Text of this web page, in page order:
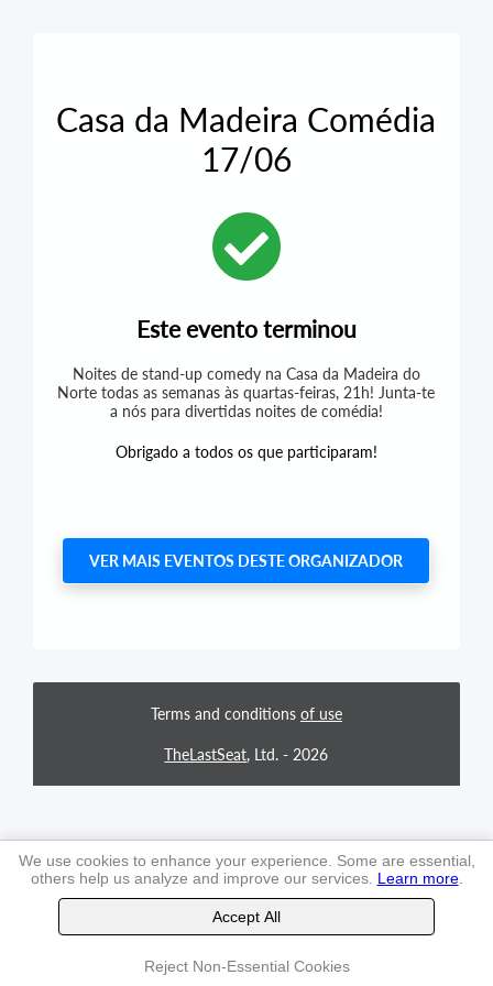
Casa da Madeira Comédia
17/06
Este evento terminou
Noites de stand-up comedy na Casa da Madeira do
Norte todas as semanas às quartas-feiras, 21h! Junta-te
a nós para divertidas noites de comédia!
Obrigado a todos os que participaram!
VER MAIS EVENTOS DESTE ORGANIZADOR
Terms and conditions of use
TheLastSeat, Ltd. - 2026
We use cookies to enhance your experience. Some are essential,
others help us analyze and improve our services. Learn more.
Accept All
Reject Non-Essential Cookies